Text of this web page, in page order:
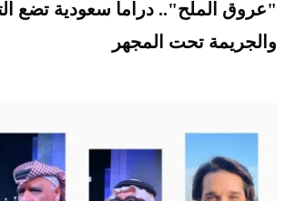
"عروق الملح".. دراما سعودية تضع
والجريمة تحت المجهر